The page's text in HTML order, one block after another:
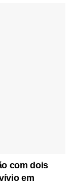
com dois
em